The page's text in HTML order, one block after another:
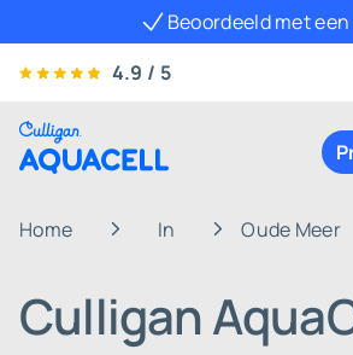
Beoordeeld met
4.9 / 5
Home In Oude Meer
Culligan